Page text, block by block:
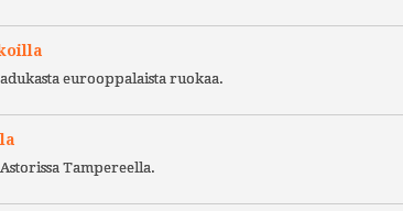
eurooppalaista ruokaa.
Tampereella.